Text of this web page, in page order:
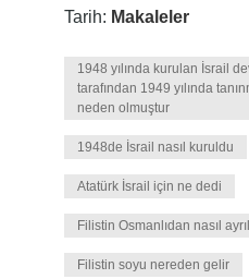
Tarih: Makaleler
1948 yılında kurulan İsrail
tarafından 1949 yılında
neden olmuştur
1948de İsrail nasıl kuruldu
Atatürk İsrail için ne dedi
Filistin Osmanlıdan nasıl
Filistin soyu nereden gelir